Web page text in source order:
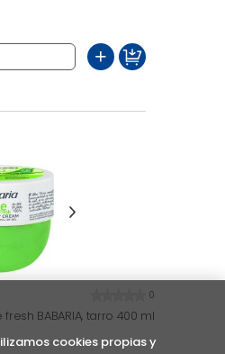
+
0
BABARIA, tarro 400 ml
cookies propias y